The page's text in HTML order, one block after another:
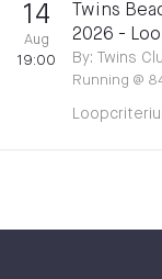
14
Aug
19:00
Twins
2026 -
By: Twins
Running @